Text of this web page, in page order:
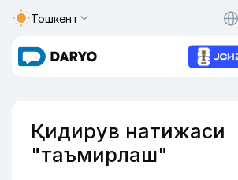
Тошкент
Қидирув натижаси
"таъмирлаш"